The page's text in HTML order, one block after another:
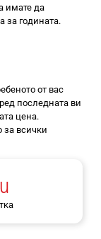
имате да
за годината.
от вас
последната ви
цена.
за всички